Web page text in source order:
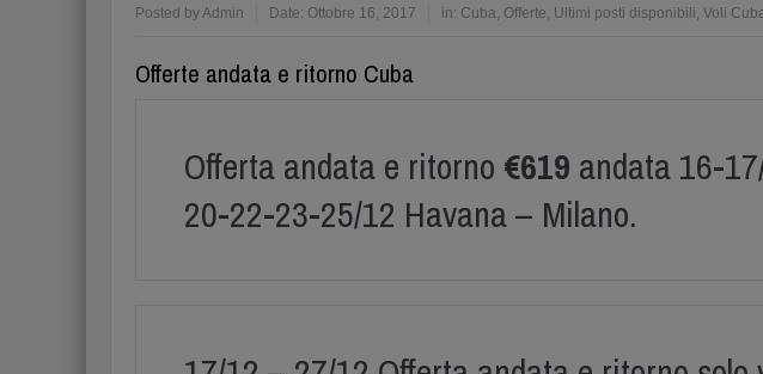
Posted byAdmin Date: Ottobre 16, 2017 in: Cuba, Offerte, Ultimi posti disponibili, Voli
Offerte andata e ritorno Cuba
Offerta andata e ritorno €619 andata 16-
20-22-23-25/12 Havana – Milano.